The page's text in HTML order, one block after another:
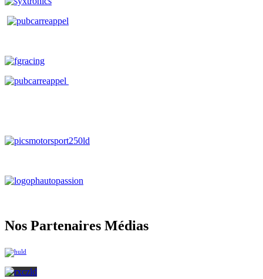
Nos Partenaires Médias